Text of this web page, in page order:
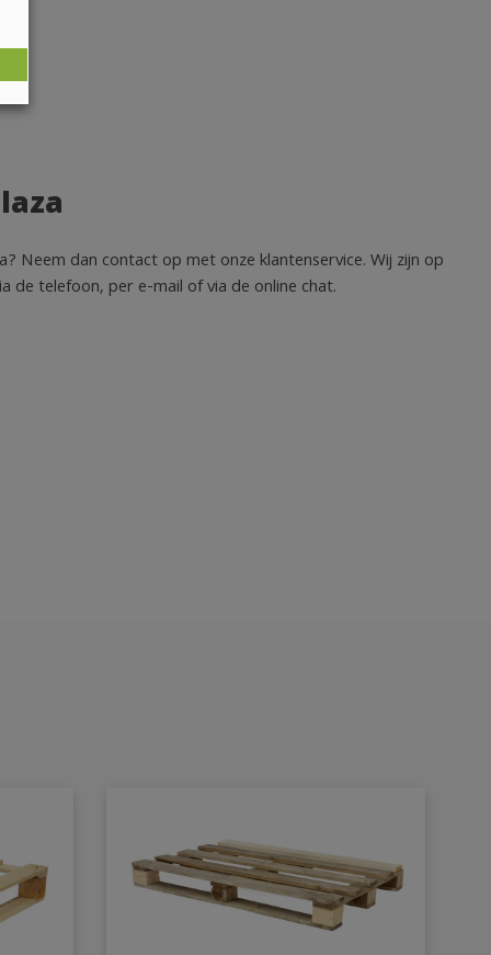
Neem dan contact op met onze klantenservice. Wij zijn op
de telefoon, per e-mail of via de online chat.